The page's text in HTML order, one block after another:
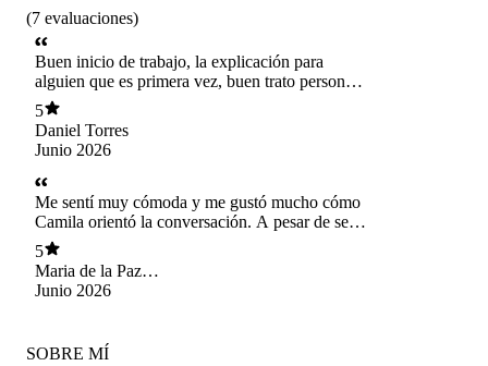
(7 evaluaciones)
Buen inicio de trabajo, la explicación para
alguien que es primera vez, buen trato personal,
profesionalidad, seguridad profesional.
5
Daniel Torres
Junio 2026
Me sentí muy cómoda y me gustó mucho cómo
Camila orientó la conversación. A pesar de ser
nuestra primera sesión sentí que hizo las
preguntas correctas para obtener información
importante sobre mi y lo que me inquieta o me
gustaría explorar. Gracias Camila, nos vemos
5
Maria de la Paz
Carriedo
Junio 2026
SOBRE MÍ